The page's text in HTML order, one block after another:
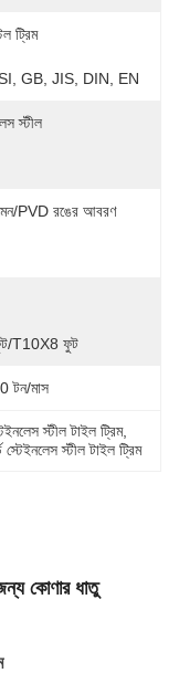
ট্রিম
GB, JIS, DIN, EN
স্টীল
PVD রঙের আবরণ
T10X8 ফুট
টন/মাস
স্টীল টাইল ট্রিম,
স্টেইনলেস স্টীল টাইল ট্রিম
কোণার ধাতু